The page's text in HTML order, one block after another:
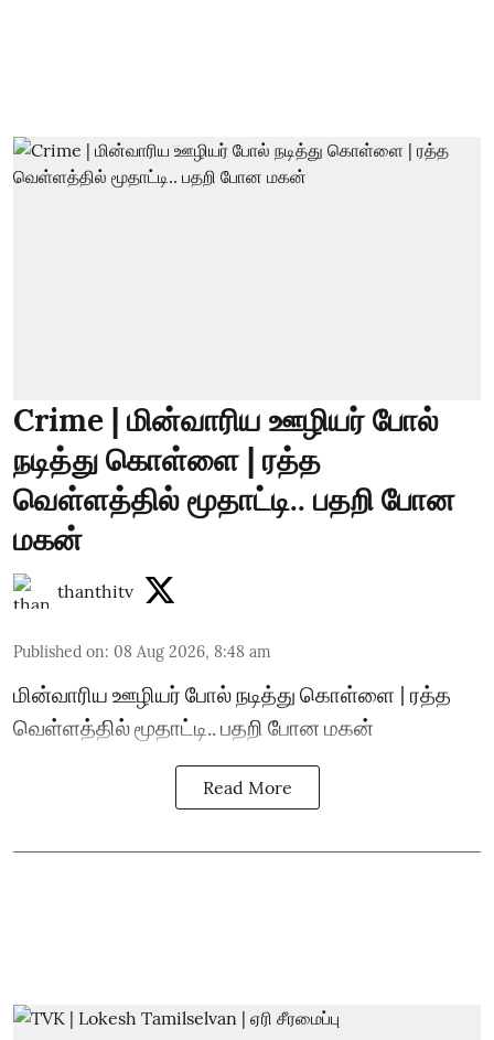
Crime | மின்வாரிய ஊழியர் போல்
நடித்து கொள்ளை | ரத்த
வெள்ளத்தில் மூதாட்டி.. பதறி போன
மகன்
thanthitv
Published on: 08 Aug 2026, 8:48 am
மின்வாரிய ஊழியர் போல் நடித்து கொள்ளை | ரத்த
வெள்ளத்தில் மூதாட்டி.. பதறி போன மகன்
Read More